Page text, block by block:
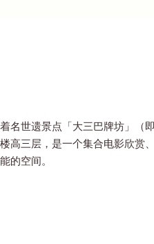
名世遗景点「大三巴牌坊」（
高三层，是一个集合电影欣赏
的空间。